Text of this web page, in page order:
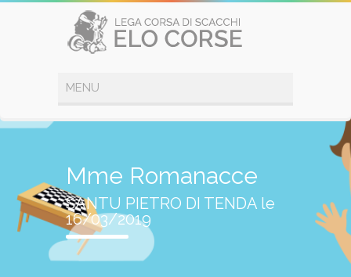
Mme Romanacce
SANTU PIETRO DI TENDA le
16/03/2019